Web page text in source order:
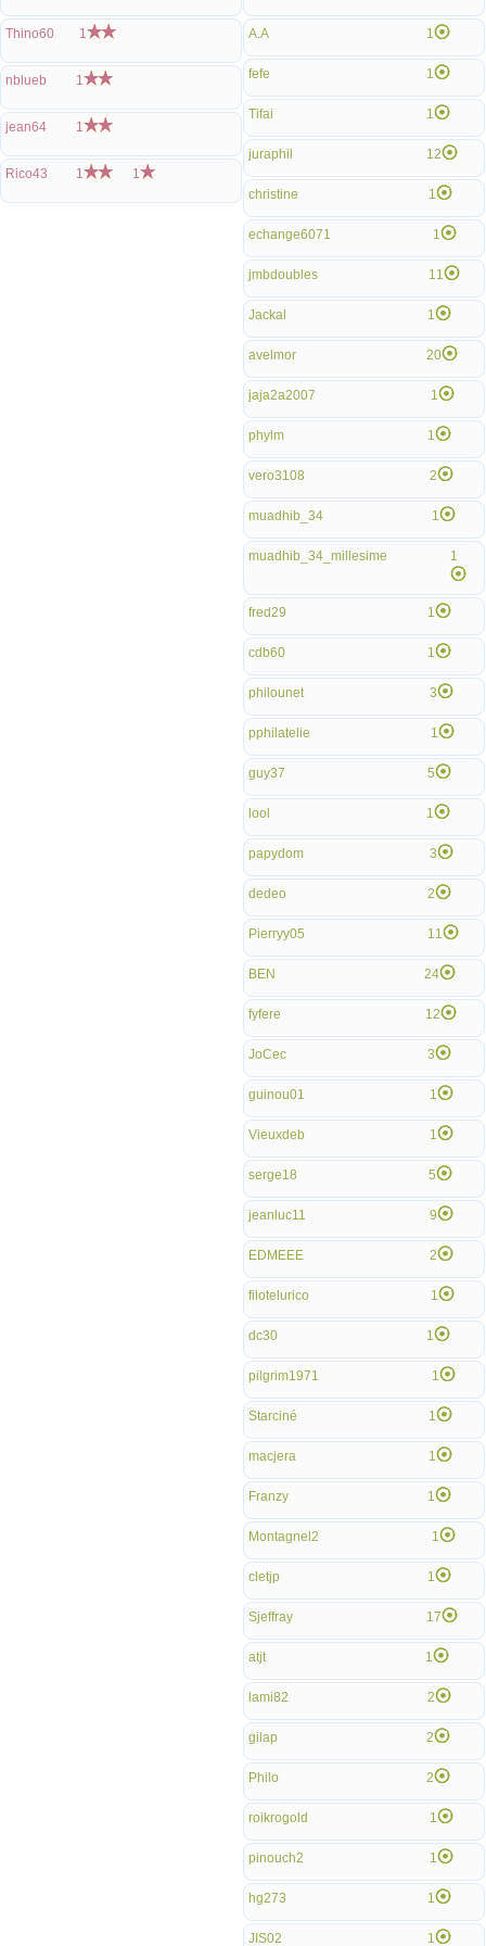
Thino60 1
nblueb 1
jean64 1
Rico43 1 1
A.A 1
fefe 1
Tifai 1
juraphil 12
christine 1
echange6071 1
jmbdoubles 11
Jackal 1
avelmor 20
jaja2a2007 1
phylm 1
vero3108 2
muadhib_34 1
muadhib_34_millesime 1
fred29 1
cdb60 1
philounet 3
pphilatelie 1
guy37 5
lool 1
papydom 3
dedeo 2
Pierryy05 11
BEN 24
fyfere 12
JoCec 3
guinou01 1
Vieuxdeb 1
serge18 5
jeanluc11 9
EDMEEE 2
filotelurico 1
dc30 1
pilgrim1971 1
Starciné 1
macjera 1
Franzy 1
Montagnel2 1
cletjp 1
Sjeffray 17
atjt 1
lami82 2
gilap 2
Philo 2
roikrogold 1
pinouch2 1
hg273 1
JIS02 1